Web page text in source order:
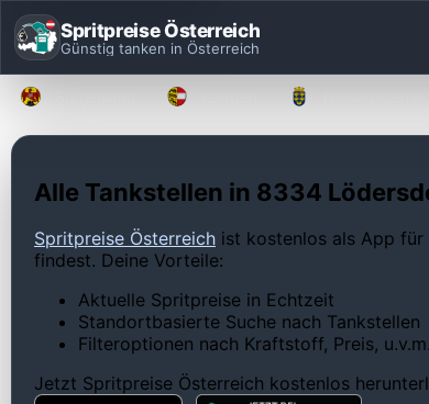
Spritpreise Österreich
Günstig tanken in Österreich
Alle Tankstellen in 8334
Spritpreise Österreich ist kostenlos als App
findest. Deine Vorteile:
Aktuelle Spritpreise in Echtzeit
Standortbasierte Suche nach Tankstellen
Filteroptionen nach Kraftstoff, Preis,
Jetzt Spritpreise Österreich kostenlos